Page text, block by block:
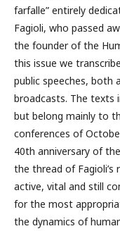
farfalle” entirely
Fagioli, who passed
the founder of the
this issue we
public speeches, both
broadcasts. The texts
but belong mainly to
conferences of
40th anniversary of
the thread of Fagioli’s
active, vital and still
for the most
the dynamics of